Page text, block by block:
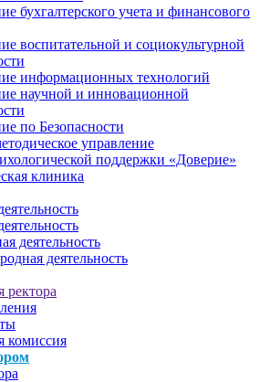
бухгалтерского учета и финансового
воспитательной и социокультурной
информационных технологий
научной и инновационной
по Безопасности
управление
поддержки «Доверие»
клиника
деятельность
деятельность
ректора
комиссия